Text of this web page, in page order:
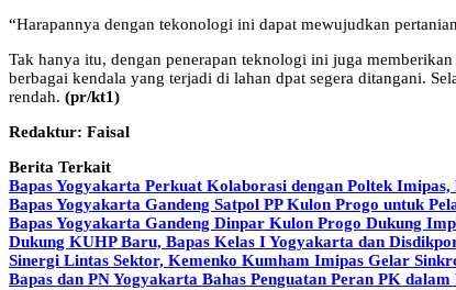
“Harapannya dengan tekonologi ini dapat mewujudkan
Tak hanya itu, dengan penerapan teknologi ini juga
berbagai kendala yang terjadi di lahan dpat segera ditangani.
rendah. (pr/kt1)
Redaktur: Faisal
Berita Terkait
Bapas Yogyakarta Perkuat Kolaborasi dengan Poltek
Bapas Yogyakarta Gandeng Satpol PP Kulon Progo untuk
Bapas Yogyakarta Gandeng Dinpar Kulon Progo Dukung
Dukung KUHP Baru, Bapas Kelas I Yogyakarta dan
Sinergi Lintas Sektor, Kemenko Kumham Imipas Gelar
Bapas dan PN Yogyakarta Bahas Penguatan Peran PK